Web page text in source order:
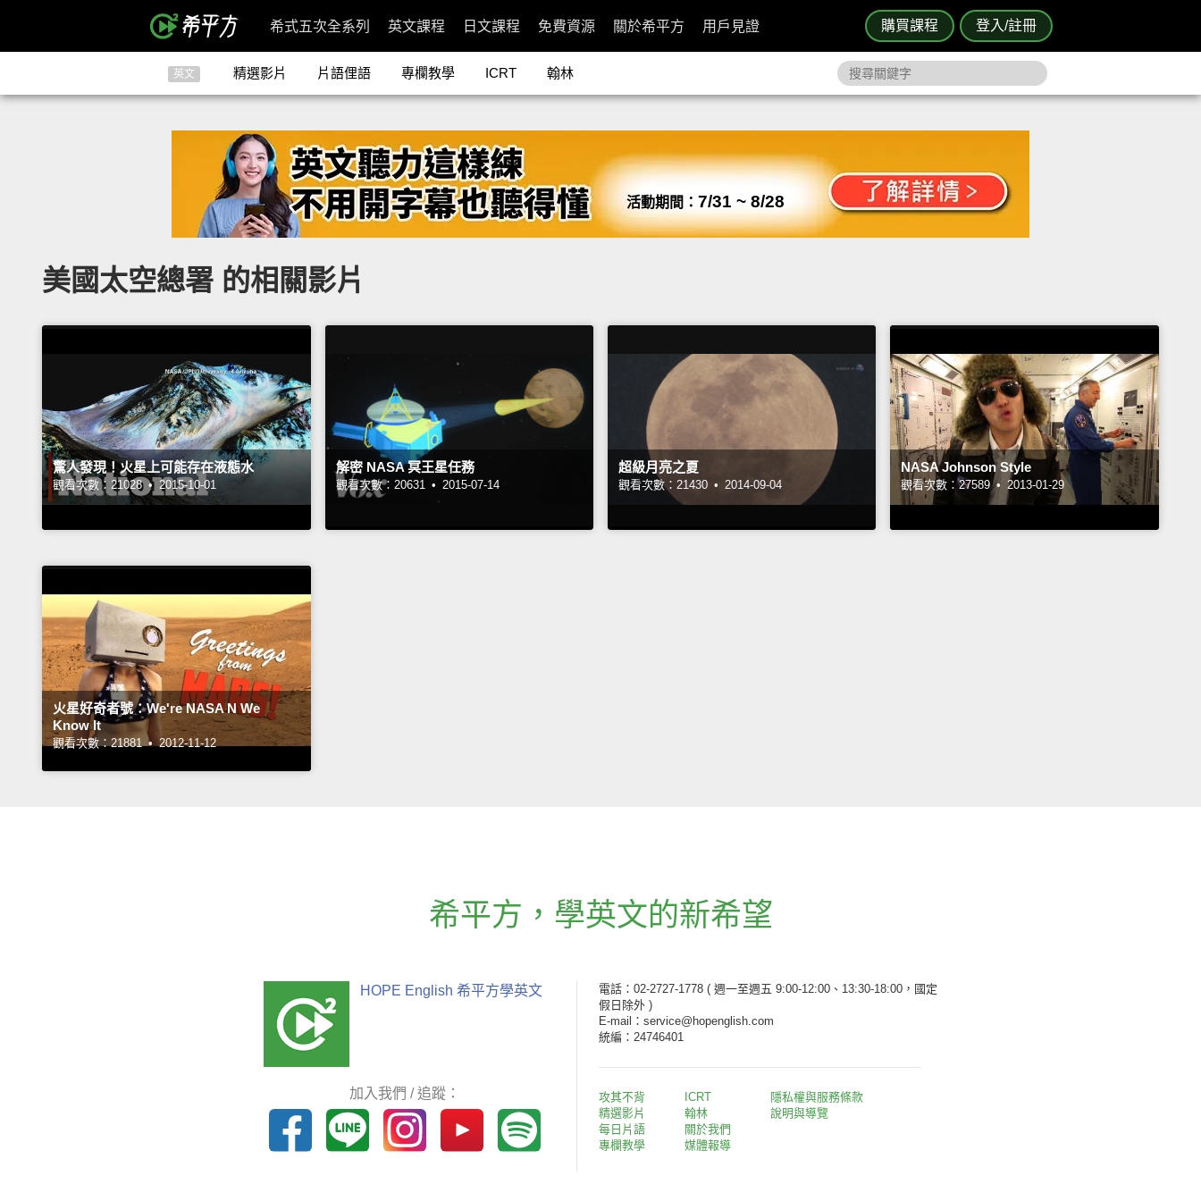
購買課程 登入/註冊
希式五次全系列 英文課程 日文課程 免費資源 關於希平方 用戶見證
英文 精選影片 片語俚語 專欄教學 ICRT 翰林
活動期間： 7/31 ~ 8/28
美國太空總署 的相關影片
驚人發現！火星上可能存在液態水
觀看次數：21028 • 2015-10-01
解密 NASA 冥王星任務
觀看次數：20631 • 2015-07-14
超級月亮之夏
觀看次數：21430 • 2014-09-04
NASA Johnson Style
觀看次數：27589 • 2013-01-29
火星好奇者號：We're NASA N We
Know It
觀看次數：21881 • 2012-11-12
希平方 ， 學英文的新希望
HOPE English 希平方學英文
加入我們 / 追蹤：
電話：02-2727-1778 ( 週一至週五 9:00-12:00、13:30-18:00，國定
假日除外 )
E-mail：service@hopenglish.com
統編：24746401
攻其不背
精選影片
每日片語
專欄教學
ICRT
翰林
關於我們
媒體報導
隱私權與服務條款
說明與導覽